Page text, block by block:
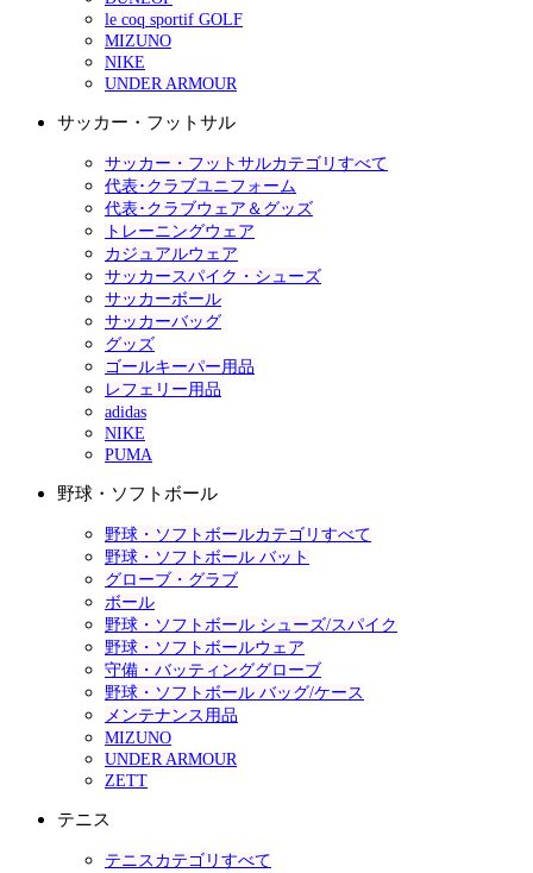
le coq sportif GOLF
MIZUNO
NIKE
UNDER ARMOUR
サッカー・フットサル
サッカー・フットサルカテゴリすべて
代表･クラブユニフォーム
代表･クラブウェア＆グッズ
トレーニングウェア
カジュアルウェア
サッカースパイク・シューズ
サッカーボール
サッカーバッグ
グッズ
ゴールキーパー用品
レフェリー用品
adidas
NIKE
PUMA
野球・ソフトボール
野球・ソフトボールカテゴリすべて
野球・ソフトボール バット
グローブ・グラブ
ボール
野球・ソフトボール シューズ/スパイク
野球・ソフトボールウェア
守備・バッティンググローブ
野球・ソフトボール バッグ/ケース
メンテナンス用品
MIZUNO
UNDER ARMOUR
ZETT
テニス
テニスカテゴリすべて